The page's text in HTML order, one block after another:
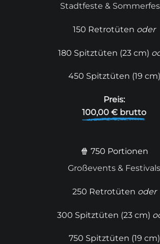
Stadtfeste &
150 Retrotüten oder
180 Spitztüten (23 cm)
450 Spitztüten (19 cm)
Preis:
100,00 € brutto
🍿 750 Portionen
Großevents & Festivals
250 Retrotüten oder
300 Spitztüten (23 cm)
750 Spitztüten (19 cm)